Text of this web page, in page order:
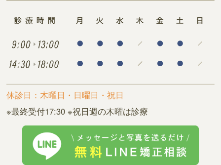
休診日：木曜日・日曜日・祝日
※最終受付17:30 ※祝日週の木曜は診療